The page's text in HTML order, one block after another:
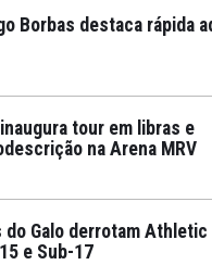
Borbas destaca rápida
tour em libras e
na Arena MRV
do Galo derrotam Athletic
e Sub-17